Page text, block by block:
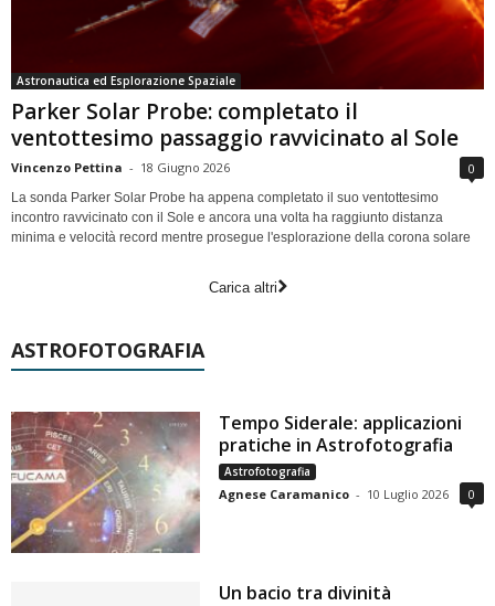
Astronautica ed Esplorazione Spaziale
Parker Solar Probe: completato il
ventottesimo passaggio ravvicinato al Sole
Vincenzo Pettina - 18 Giugno 2026 0
La sonda Parker Solar Probe ha appena completato il suo ventottesimo
incontro ravvicinato con il Sole e ancora una volta ha raggiunto distanza
minima e velocità record mentre prosegue l'esplorazione della corona solare
Carica altri
ASTROFOTOGRAFIA
Tempo Siderale: applicazioni
pratiche in Astrofotografia
Astrofotografia
Agnese Caramanico - 10 Luglio 2026 0
Un bacio tra divinità